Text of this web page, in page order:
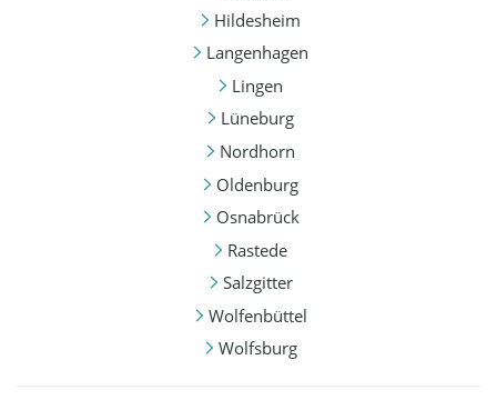
Hildesheim
Langenhagen
Lingen
Lüneburg
Nordhorn
Oldenburg
Osnabrück
Rastede
Salzgitter
Wolfenbüttel
Wolfsburg